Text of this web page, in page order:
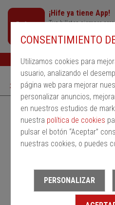
CONSENTIMIENTO
Utilizamos cookies para
usuario, analizando el
página web para mejorar
personalizar anuncios,
en nuestros estudios de
nuestra política de cookies
pulsar el botón “Aceptar”
nuestras cookies, o puedes
PERSONALIZAR
¡Hife ya tiene App!
Tus billetes siempre
Desde